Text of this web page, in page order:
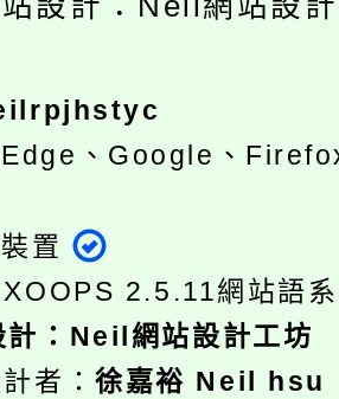
Edge、Google、
置
XOOPS 2.5.11網站語
計 ： Neil網站設計工坊
者：徐嘉裕 Neil hsu